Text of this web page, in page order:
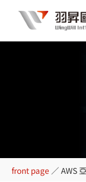
content
AWS
front page ／ AWS